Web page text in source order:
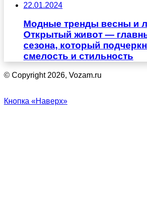
22.01.2024
Модные тренды весны и
Открытый живот —
сезона, который
смелость и стильность
© Copyright 2026, Vozam.ru
Кнопка «Наверх»